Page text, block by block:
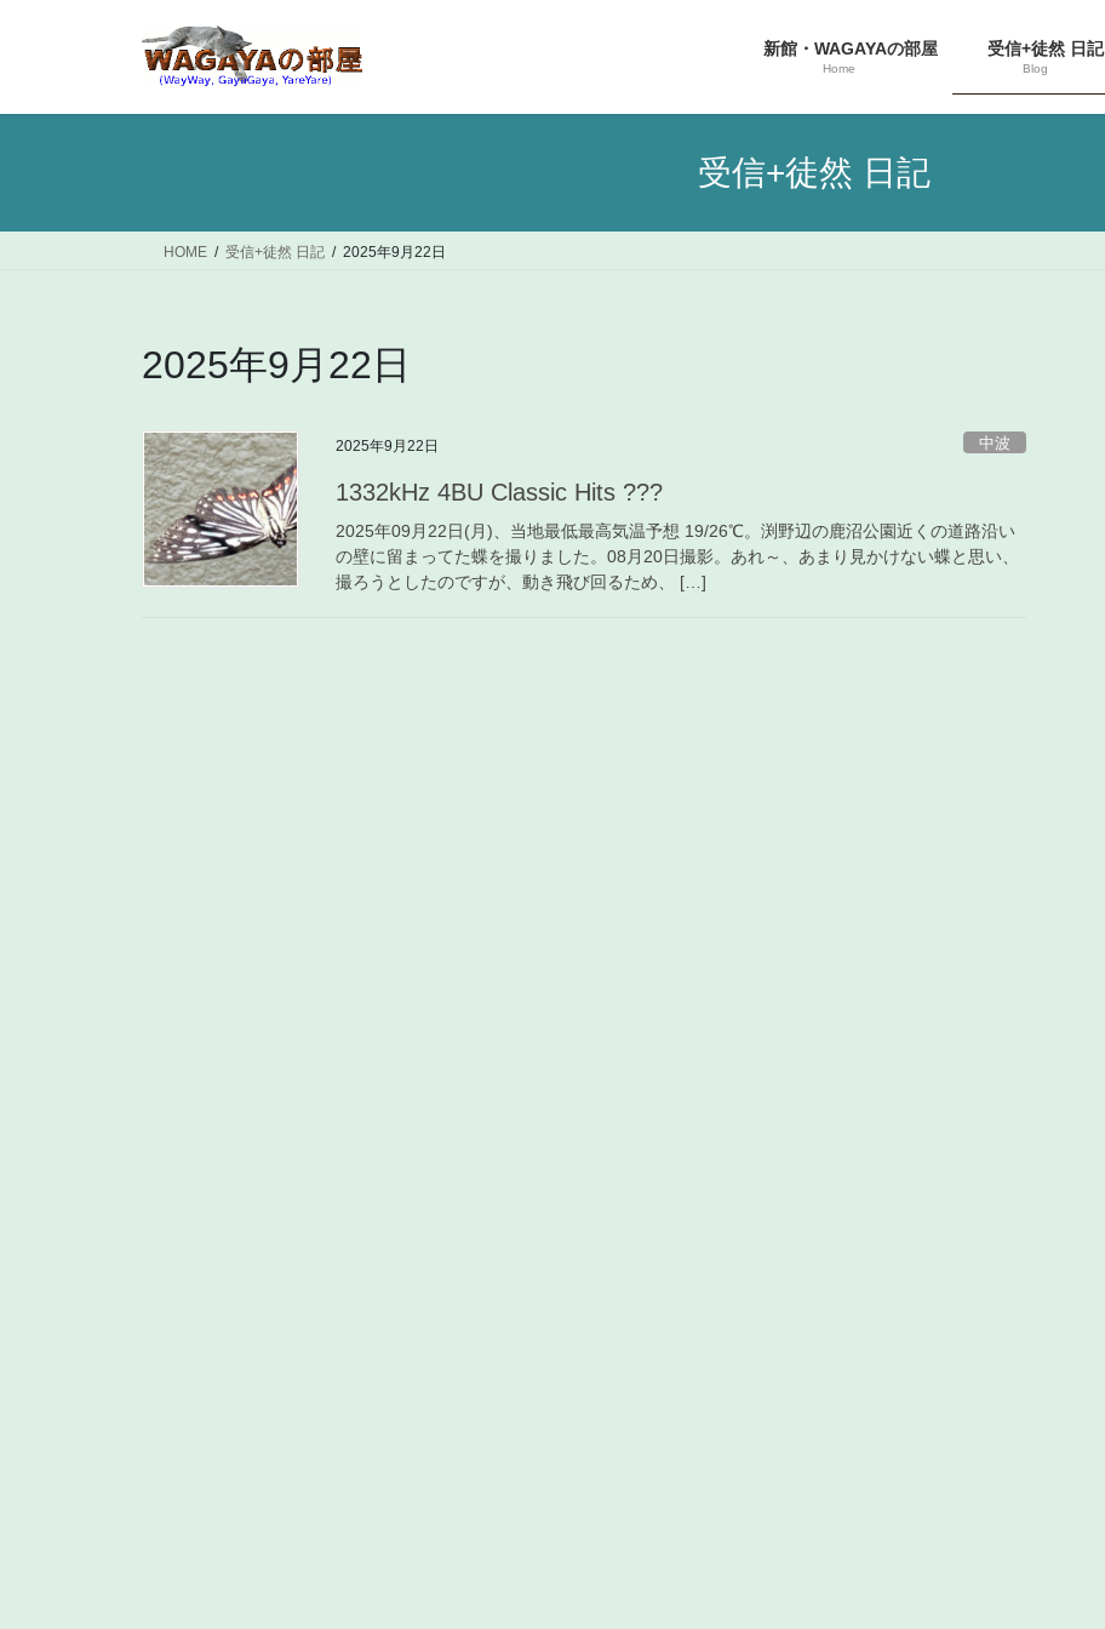
新館・WAGAYAの部屋
Home
受信+徒然 日記
Blog
受信+徒然 日記
HOME 受信+徒然 日記 2025年9月22日
2025年9月22日
2025年9月22日 中波
1332kHz 4BU Classic Hits ???
2025年09月22日(月)、当地最低最高気温予想 19/26℃。渕野辺の鹿沼公園近くの道路沿い
の壁に留まってた蝶を撮りました。08月20日撮影。あれ～、あまり見かけない蝶と思い、
撮ろうとしたのですが、動き飛び回るため、 […]